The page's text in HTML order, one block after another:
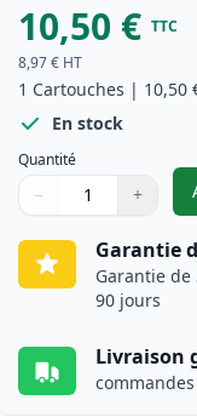
10,50 € TTC
8,97 € HT
1 Cartouches | 10,50
En stock
Quantité
Quantité
Utilisez les boutons
− +
Quantité
Garantie
Garantie de
90 jours
Livraison